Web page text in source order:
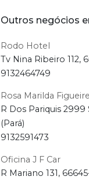
Outros negócios
Rodo Hotel
Tv Nina Ribeiro 112,
9132464749
Rosa Marilda
R Dos Pariquis
(Pará)
9132591473
Oficina J F Car
R Mariano 131,